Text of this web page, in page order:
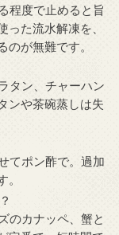
程度で止めると旨
た流水解凍を、
が無難です。
タン、チャーハン
ンや茶碗蒸しは失
てポン酢で。過加
のカナッペ、蟹と